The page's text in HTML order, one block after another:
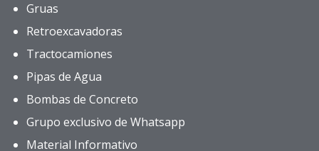
Gruas
Retroexcavadoras
Tractocamiones
Pipas de Agua
Bombas de Concreto
Grupo exclusivo de Whatsapp
Material Informativo